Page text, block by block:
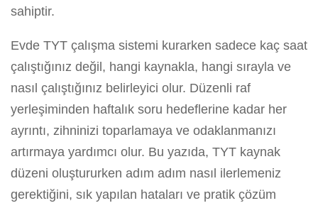
sahiptir.
Evde TYT çalışma sistemi kurarken sadece kaç saat
çalıştığınız değil, hangi kaynakla, hangi sırayla ve
nasıl çalıştığınız belirleyici olur. Düzenli raf
yerleşiminden haftalık soru hedeflerine kadar her
ayrıntı, zihninizi toparlamaya ve odaklanmanızı
artırmaya yardımcı olur. Bu yazıda, TYT kaynak
düzeni oluştururken adım adım nasıl ilerlemeniz
gerektiğini, sık yapılan hataları ve pratik çözüm